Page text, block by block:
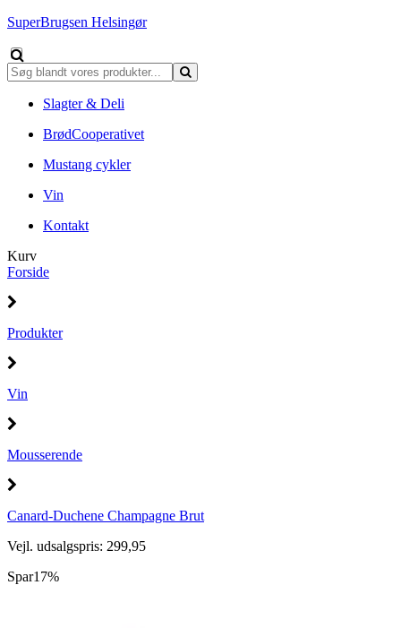
SuperBrugsen Helsingør
Slagter & Deli
BrødCooperativet
Mustang cykler
Vin
Kontakt
Kurv
Forside
Produkter
Vin
Mousserende
Canard-Duchene Champagne Brut
Vejl. udsalgspris: 299,95
Spar17%